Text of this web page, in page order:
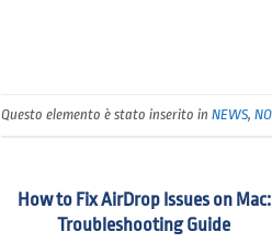
Questo elemento è stato inserito in NEWS,
How to Fix AirDrop Issues on Mac:
Troubleshooting Guide